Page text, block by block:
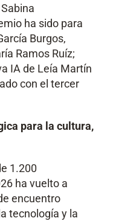
ha sido para
Burgos,
Ramos Ruíz;
IA de Leía Martín
con el tercer
para la cultura,
1.200
ha vuelto a
encuentro
tecnología y la